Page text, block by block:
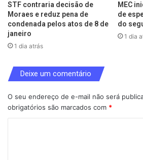
STF contraria decisão de
Moraes e reduz pena de
condenada pelos atos de 8 de
janeiro
1 dia atrás
MEC
de
do
1 dia
Deixe um comentário
O seu endereço de e-mail não será
obrigatórios são marcados com *